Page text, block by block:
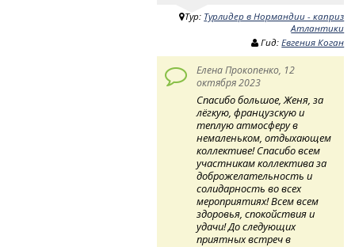
Тур: Турлидер в Нормандии - каприз
Атлантики
Гид:Евгения Коган
Елена Прокопенко, 12
октября 2023
Спасибо большое, Женя, за
лёгкую, французскую и
теплую атмосферу в
немаленьком, отдыхающем
коллективе! Спасибо всем
участникам коллектива за
доброжелательность и
солидарность во всех
мероприятиях! Всем всем
здоровья, спокойствия и
удачи! До следующих
приятных встреч в